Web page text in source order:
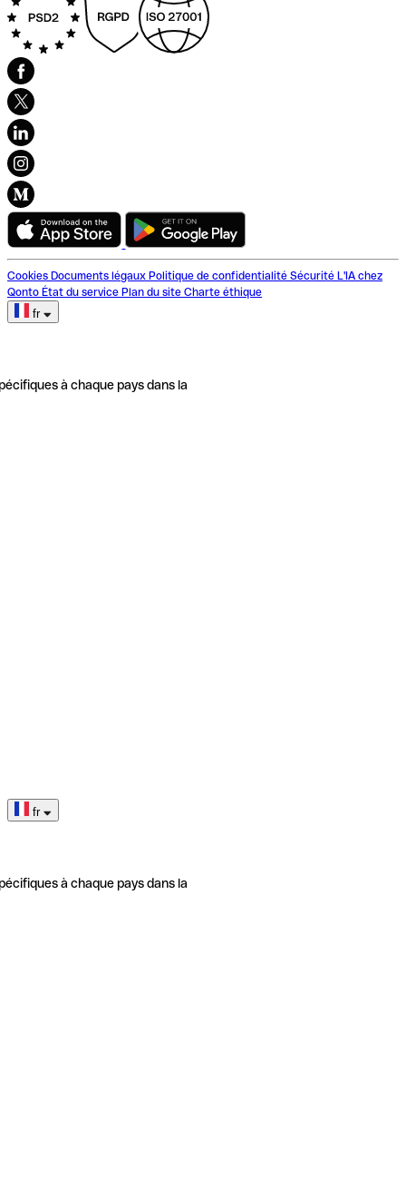
Cookies Documents légaux Politique de confidentialité Sécurité L'IA chez
Qonto État du service Plan du site Charte éthique
fr
à chaque pays dans la
fr
à chaque pays dans la